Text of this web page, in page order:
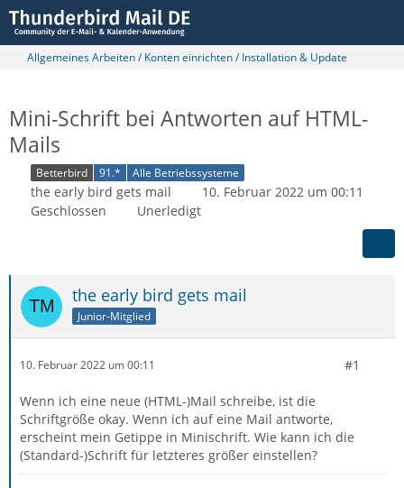
Allgemeines Arbeiten / Konten einrichten / Installation & Update
Mini-Schrift bei Antworten auf HTML-
Mails
Betterbird 91.* Alle Betriebssysteme
the early bird gets mail
10. Februar 2022 um 00:11
Geschlossen
Unerledigt
the early bird gets mail
Junior-Mitglied
10. Februar 2022 um 00:11 #1
Wenn ich eine neue (HTML-)Mail schreibe, ist die
Schriftgröße okay. Wenn ich auf eine Mail antworte,
erscheint mein Getippe in Minischrift. Wie kann ich die
(Standard-)Schrift für letzteres größer einstellen?